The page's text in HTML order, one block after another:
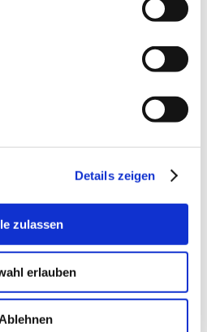
Details zeigen
zulassen
erlauben
ohv.de